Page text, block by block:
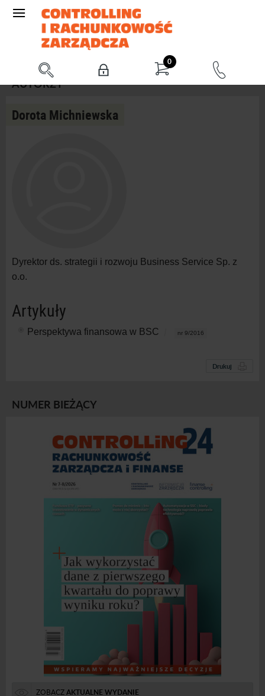
0
AUTORZY
Dorota Michniewska
Dyrektor ds. strategii i rozwoju Business Service Sp. z
o.o.
Artykuły
Perspektywa finansowa w BSC nr 9/2016
Drukuj
NUMER BIEŻĄCY
ZOBACZAKTUALNE WYDANIE